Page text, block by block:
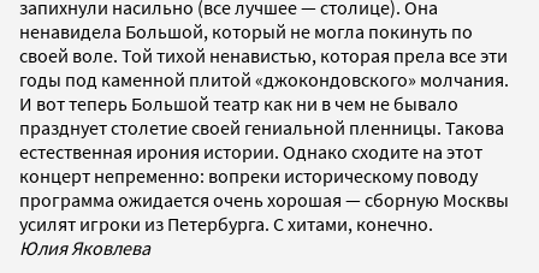
запихнули насильно (все лучшее — столице). Она
ненавидела Большой, который не могла покинуть по
своей воле. Той тихой ненавистью, которая прела все эти
годы под каменной плитой «джокондовского» молчания.
И вот теперь Большой театр как ни в чем не бывало
празднует столетие своей гениальной пленницы. Такова
естественная ирония истории. Однако сходите на этот
концерт непременно: вопреки историческому поводу
программа ожидается очень хорошая — сборную Москвы
усилят игроки из Петербурга. С хитами, конечно.
Юлия Яковлева